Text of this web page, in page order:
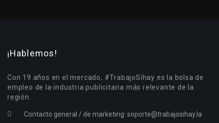
¡Hablemos!
Con 19 años en el mercado, #TrabajoSíhay es la bolsa de
empleo de la industria publicitaria más relevante de la
región.
Contacto general / de marketing: soporte@trabajosihay.la